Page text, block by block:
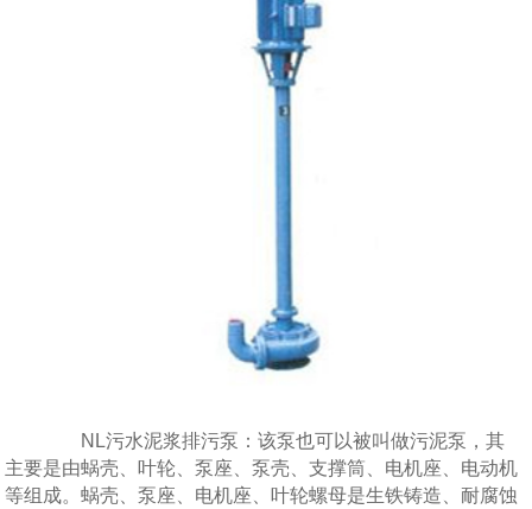
NL污水泥浆排污泵：该泵也可以被叫做污泥泵，其
主要是由蜗壳、叶轮、泵座、泵壳、支撑筒、电机座、电动机
等组成。蜗壳、泵座、电机座、叶轮螺母是生铁铸造、耐腐蚀